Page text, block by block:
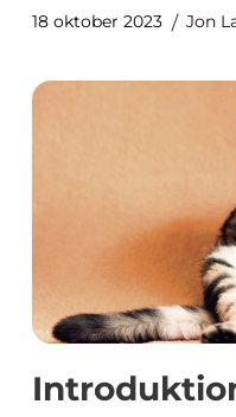
18 oktober 2023 Jon